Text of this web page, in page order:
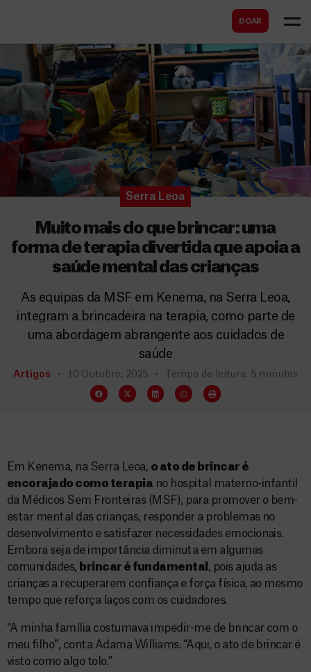
DOAR
a
Serra Leoa
Muito mais do que brincar: uma
forma de terapia divertida que apoia a
saúde mental das crianças
As equipas da MSF em Kenema, na Serra Leoa,
integram a brincadeira na terapia, como parte de
uma abordagem abrangente aos cuidados de
saúde
Artigos 10 Outubro, 2025 Tempo de leitura: 5 minutos
Em Kenema, na Serra Leoa, o ato de brincar é
encorajado como terapia no hospital materno-infantil
da Médicos Sem Fronteiras (MSF), para promover o bem-
estar mental das crianças, responder a problemas no
desenvolvimento e satisfazer necessidades emocionais.
Embora seja de importância diminuta em algumas
comunidades, brincar é fundamental , pois ajuda as
crianças a recuperarem confiança e força física, ao mesmo
tempo que reforça laços com os cuidadores.
“A minha família costumava impedir-me de brincar com o
meu filho”, conta Adama Williams. “Aqui, o ato de brincar é
visto como algo tolo.”
s
c
a
r